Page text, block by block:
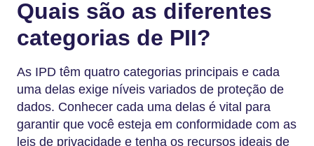
Quais são as diferentes
categorias de PII?
As IPD têm quatro categorias principais e cada
uma delas exige níveis variados de proteção de
dados. Conhecer cada uma delas é vital para
garantir que você esteja em conformidade com as
leis de privacidade e tenha os recursos ideais de